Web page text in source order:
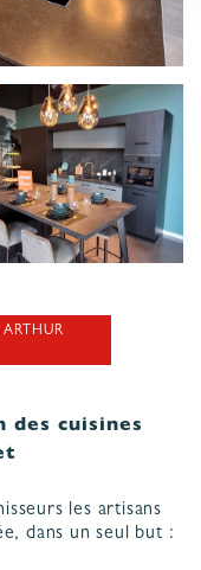
des cuisines
les artisans
dans un seul but :